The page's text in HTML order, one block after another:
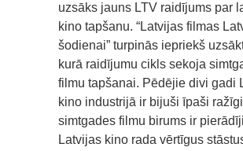
uzsāks jauns LTV raidījums par
kino tapšanu. “Latvijas filmas
šodienai” turpinās iepriekš
kurā raidījumu cikls sekoja
filmu tapšanai. Pēdējie divi gadi
kino industrijā ir bijuši īpaši
simtgades filmu birums ir
Latvijas kino rada vērtīgus